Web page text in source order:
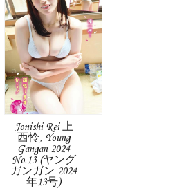
Jonishi Rei 上
西怜, Young
Gangan 2024
No.13 (ヤング
ガンガン 2024
年13号)